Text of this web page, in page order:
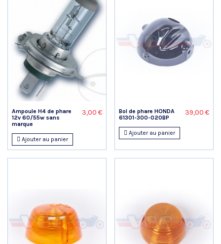
Ampoule H4 de phare
12v 60/55w sans
marque
3,00 €
Ajouter au panier
Bol de phare HONDA
61301-300-020BP
39,00 €
Ajouter au panier